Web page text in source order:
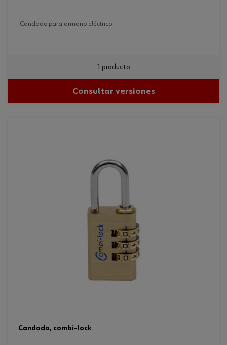
candado para armario eléctrico
1 producto
Consultar versiones
candado, combi-lock